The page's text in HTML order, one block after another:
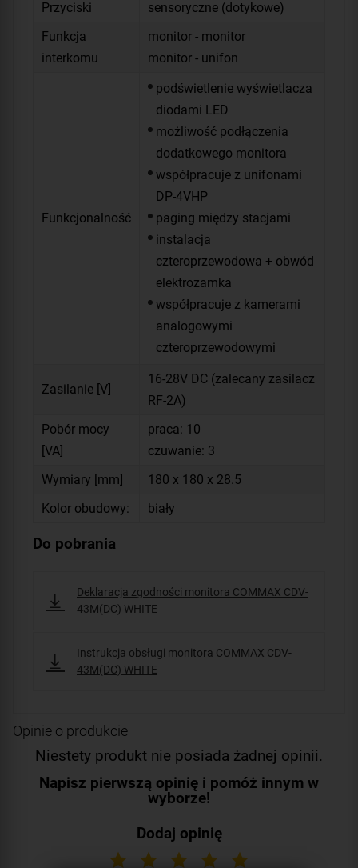
Przyciski
sensoryczne (dotykowe)
Funkcja
interkomu
monitor - monitor
monitor - unifon
Funkcjonalność
podświetlenie wyświetlacza
diodami LED
możliwość podłączenia
dodatkowego monitora
współpracuje z unifonami
DP-4VHP
paging między stacjami
instalacja
czteroprzewodowa + obwód
elektrozamka
współpracuje z kamerami
analogowymi
czteroprzewodowymi
Zasilanie [V]
16-28V DC (zalecany zasilacz
RF-2A)
Pobór mocy
[VA]
praca: 10
czuwanie: 3
Wymiary [mm]
180 x 180 x 28.5
Kolor obudowy:
biały
Do pobrania
Deklaracja zgodności monitora COMMAX CDV-
43M(DC) WHITE
Instrukcja obsługi monitora COMMAX CDV-
43M(DC) WHITE
Opinie o produkcie
Niestety produkt nie posiada żadnej opinii.
Napisz pierwszą opinię i pomóż innym w
wyborze!
Dodaj opinię